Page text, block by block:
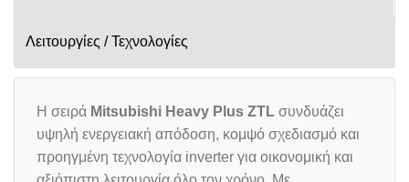
Λειτουργίες / Τεχνολογίες
Η σειρά Mitsubishi Heavy Plus ZTL συνδυάζει
υψηλή ενεργειακή απόδοση, κομψό σχεδιασμό και
προηγμένη τεχνολογία inverter για οικονομική και